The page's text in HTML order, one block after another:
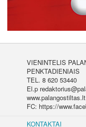
VIENINTELIS
PENKTADIENIAIS
TEL. 8 620 53440
El.p
www.palangostiltas.lt
FC: https://
KONTAKTAI